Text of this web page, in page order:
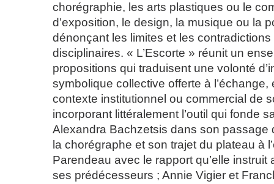
chorégraphie, les arts plastiques ou le
d’exposition, le design, la musique ou la
dénonçant les limites et les
disciplinaires. « L’Escorte » réunit un
propositions qui traduisent une volonté
symbolique collective offerte à l’échange,
contexte institutionnel ou commercial de
incorporant littéralement l’outil qui fonde
Alexandra Bachzetsis dans son passage
la chorégraphe et son trajet du plateau à
Parendeau avec le rapport qu’elle instruit
ses prédécesseurs ; Annie Vigier et